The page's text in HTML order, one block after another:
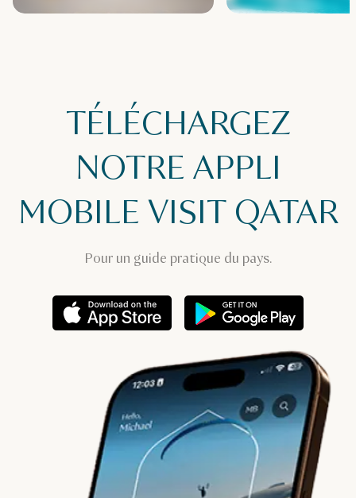
rencontre l’esprit
détente
TÉLÉCHARGEZ
NOTRE APPLI
MOBILE VISIT QATAR
Pour un guide pratique du pays.